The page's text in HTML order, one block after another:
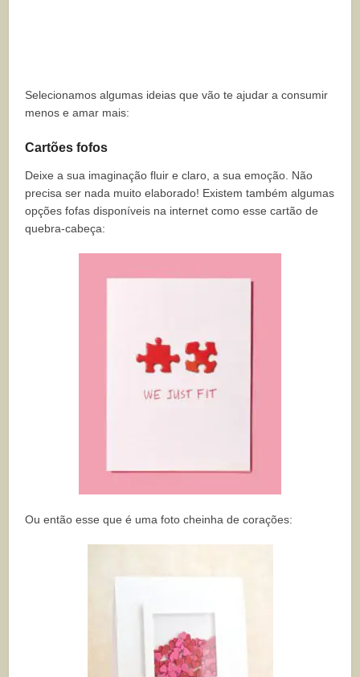
Selecionamos algumas ideias que vão te ajudar a consumir
menos e amar mais:
Cartões fofos
Deixe a sua imaginação fluir e claro, a sua emoção. Não
precisa ser nada muito elaborado! Existem também algumas
opções fofas disponíveis na internet como esse cartão de
quebra-cabeça:
Ou então esse que é uma foto cheinha de corações: